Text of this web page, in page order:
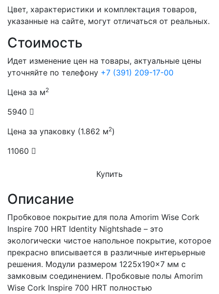
Цвет, характеристики и комплектация товаров,
указанные на сайте, могут отличаться от реальных.
Стоимость
Идет изменение цен на товары, актуальные цены
уточняйте по телефону +7 (391) 209-17-00
Цена за м2
5940
Цена за упаковку (1.862 м2)
11060
Купить
Описание
Пробковое покрытие для пола Amorim Wise Cork
Inspire 700 HRT Identity Nightshade – это
экологически чистое напольное покрытие, которое
прекрасно вписывается в различные интерьерные
решения. Модули размером 1225x190x7 мм с
замковым соединением. Пробковые полы Amorim
Wise Cork Inspire 700 HRT полностью